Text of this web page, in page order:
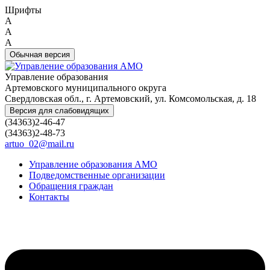
Шрифты
A
A
A
Обычная версия
Управление образования
Артемовского муниципального округа
Свердловская обл., г. Артемовский, ул. Комсомольская, д. 18
Версия для слабовидящих
(34363)2-46-47
(34363)2-48-73
artuo_02@mail.ru
Управление образования АМО
Подведомственные организации
Обращения граждан
Контакты